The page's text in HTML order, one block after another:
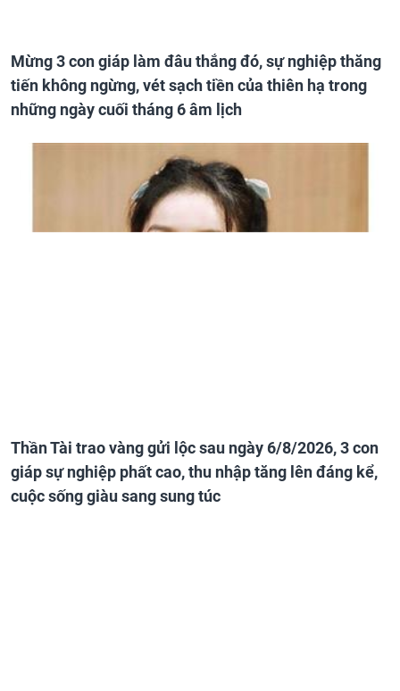
Mừng 3 con giáp làm đâu thắng đó, sự nghiệp thăng
tiến không ngừng, vét sạch tiền của thiên hạ trong
những ngày cuối tháng 6 âm lịch
Thần Tài trao vàng gửi lộc sau ngày 6/8/2026, 3 con
giáp sự nghiệp phất cao, thu nhập tăng lên đáng kể,
cuộc sống giàu sang sung túc